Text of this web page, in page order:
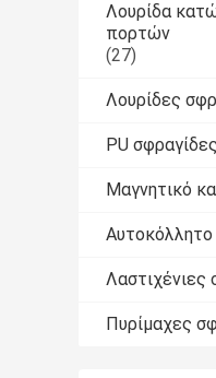
Λουρίδα
πορτών
(27)
Λουρίδες
PU
Μαγνητικό
Αυτοκόλλητο
Λαστιχένιες
Πυρίμαχες